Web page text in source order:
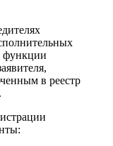
функции
в реестр